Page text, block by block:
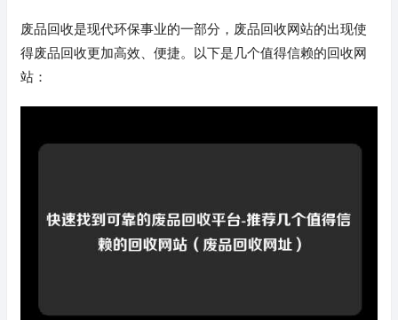
废品回收是现代环保事业的一部分，废品回收网站的出现使
得废品回收更加高效、便捷。以下是几个值得信赖的回收网
站：